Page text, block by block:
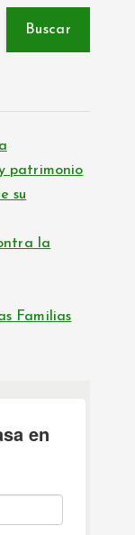
Buscar
patrimonio
su
la
Familias